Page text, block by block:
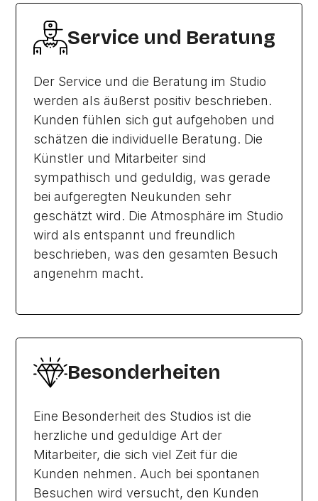
Service und Beratung
Der Service und die Beratung im Studio
werden als äußerst positiv beschrieben.
Kunden fühlen sich gut aufgehoben und
schätzen die individuelle Beratung. Die
Künstler und Mitarbeiter sind
sympathisch und geduldig, was gerade
bei aufgeregten Neukunden sehr
geschätzt wird. Die Atmosphäre im Studio
wird als entspannt und freundlich
beschrieben, was den gesamten Besuch
angenehm macht.
Besonderheiten
Eine Besonderheit des Studios ist die
herzliche und geduldige Art der
Mitarbeiter, die sich viel Zeit für die
Kunden nehmen. Auch bei spontanen
Besuchen wird versucht, den Kunden